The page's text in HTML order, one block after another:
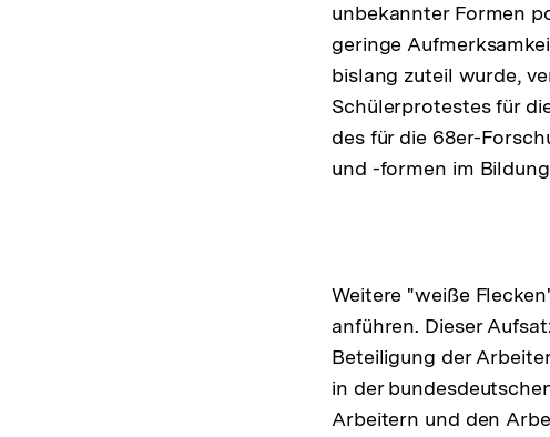
unbekannter Formen
geringe
bislang zuteil wurde,
Schülerprotestes für
des für die 68er-
und -formen im
Weitere "weiße
anführen. Dieser
Beteiligung der
in der
Arbeitern und den